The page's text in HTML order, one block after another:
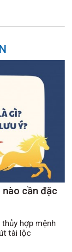
nào cần đặc
hợp mệnh
tài lộc